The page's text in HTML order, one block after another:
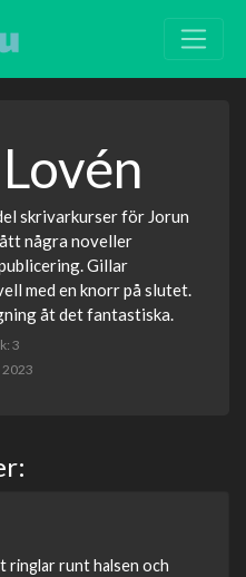
skrivarkurser för Jorun
några noveller
Gillar
med en knorr på slutet.
åt det fantastiska.
3
ringlar runt halsen och